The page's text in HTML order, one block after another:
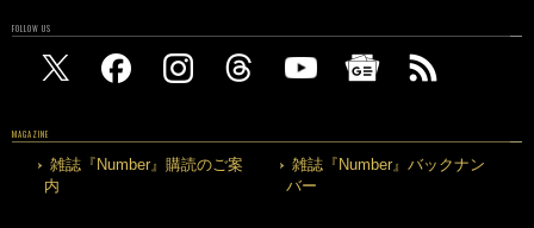
FOLLOW US
MAGAZINE
雑誌『Number』購読のご案
内
雑誌『Number』バックナン
バー